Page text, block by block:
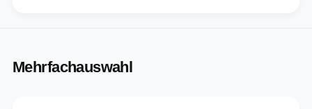
Mehrfachauswahl